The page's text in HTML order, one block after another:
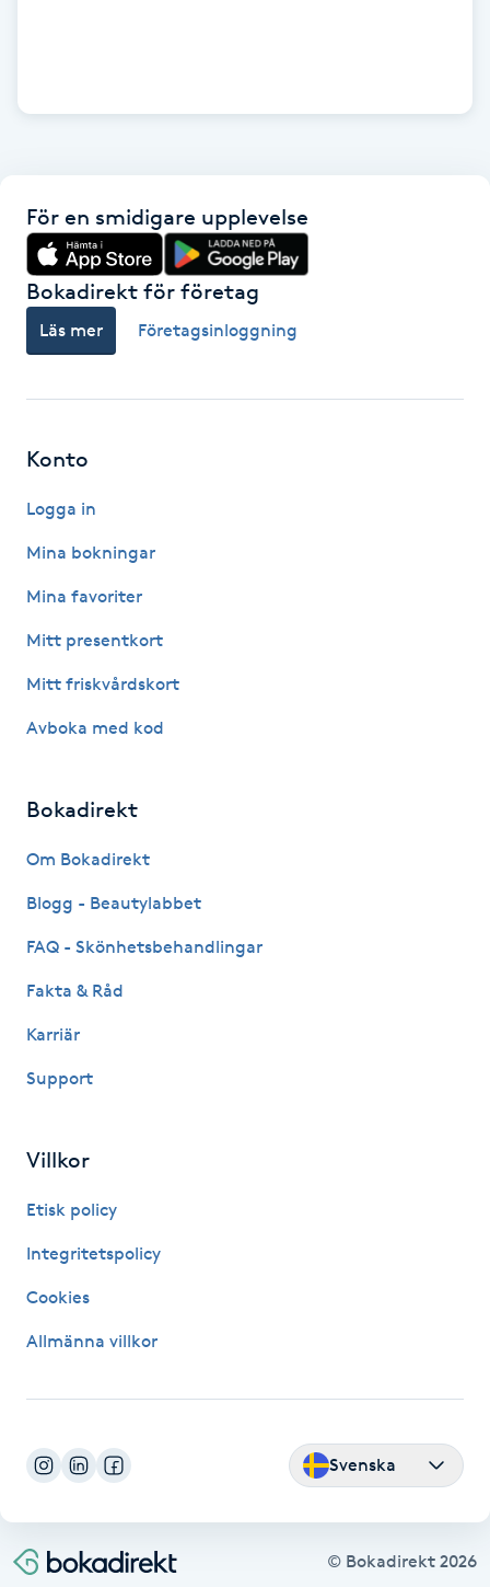
Gruppträning
Hatha Yoga
Headspa
Hollywood Peel
Hot yoga
Hudföryngring
Huduppstramning
Hudvård
Hyperhidros
Hypnos
Hårbottenbehandling
Hårvård
Hälsa
IPL
För en smidigare upplevelse
Bokadirekt för företag
Läs mer Företagsinloggning
Konto
Logga in
Mina bokningar
Mina favoriter
Mitt presentkort
Mitt friskvårdskort
Avboka med kod
Bokadirekt
Om Bokadirekt
Blogg - Beautylabbet
FAQ - Skönhetsbehandlingar
Fakta & Råd
Karriär
Support
Villkor
Etisk policy
Integritetspolicy
Cookies
Allmänna villkor
Svenska
© Bokadirekt 2026